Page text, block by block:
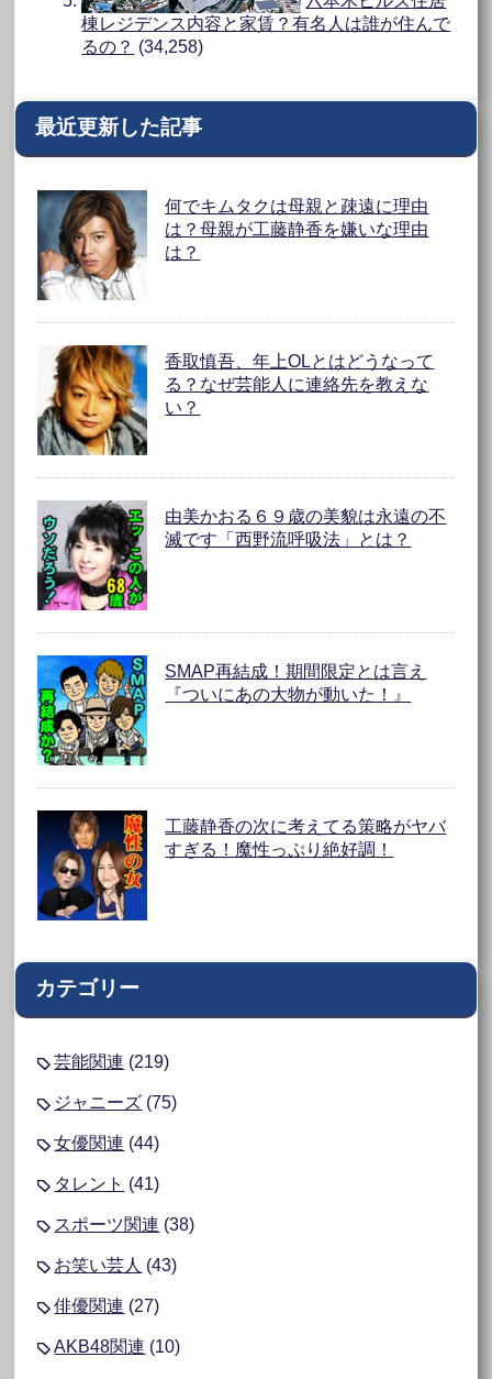
棟レジデンス内容と家賃？有名人は誰が住んで
るの？ (34,258)
最近更新した記事
何でキムタクは母親と疎遠に理由
は？母親が工藤静香を嫌いな理由
は？
香取慎吾、年上OLとはどうなって
る？なぜ芸能人に連絡先を教えな
い？
由美かおる６９歳の美貌は永遠の不
滅です「西野流呼吸法」とは？
SMAP再結成！期間限定とは言え
『ついにあの大物が動いた！』
工藤静香の次に考えてる策略がヤバ
すぎる！魔性っぷり絶好調！
カテゴリー
芸能関連 (219)
ジャニーズ (75)
女優関連 (44)
タレント (41)
スポーツ関連 (38)
お笑い芸人 (43)
俳優関連 (27)
AKB48関連 (10)